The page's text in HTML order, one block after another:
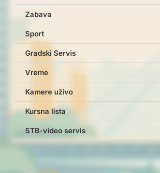
Zabava
Sport
Gradski Servis
Vreme
Kamere uživo
Kursna lista
STB-video servis